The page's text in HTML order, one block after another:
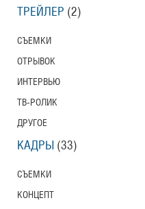
ТРЕЙЛЕР (2)
СЪЕМКИ
ОТРЫВОК
ИНТЕРВЬЮ
ТВ-РОЛИК
ДРУГОЕ
КАДРЫ (33)
СЪЕМКИ
КОНЦЕПТ